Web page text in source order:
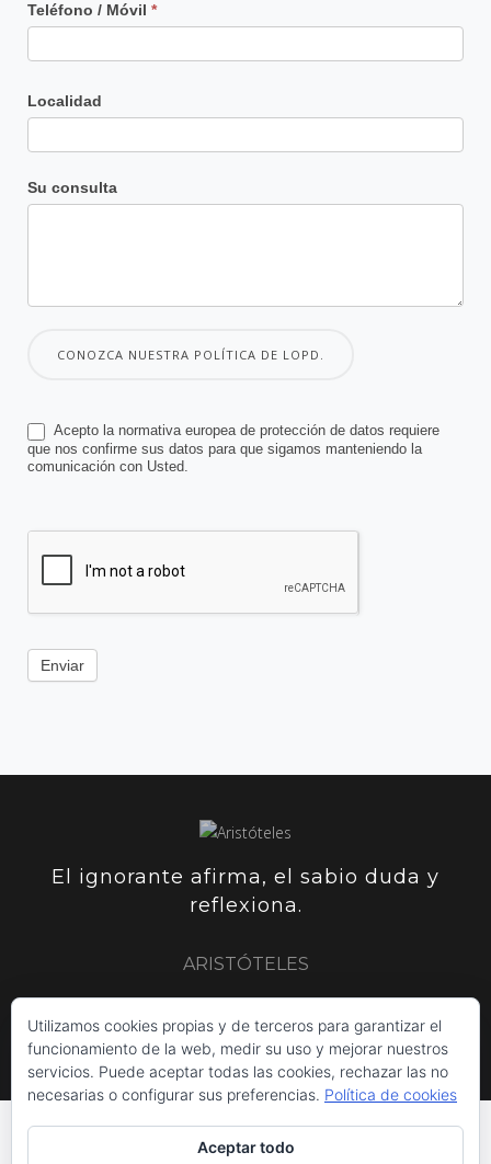
Teléfono / Móvil *
Localidad
Su consulta
CONOZCA NUESTRA POLÍTICA DE LOPD.
Acepto la normativa europea de protección de datos requiere
que nos confirme sus datos para que sigamos manteniendo la
comunicación con Usted.
Enviar
El ignorante afirma, el sabio duda y
reflexiona.
ARISTÓTELES
ARISTÓTELES PLUTARCO SIR FRANCIS BACON
POLÍTICA DE COOKIES AVISO LEGAL
Utilizamos cookies propias y de terceros para garantizar el
funcionamiento de la web, medir su uso y mejorar nuestros
servicios. Puede aceptar todas las cookies, rechazar las no
necesarias o configurar sus preferencias. Política de cookies
Aceptar todo